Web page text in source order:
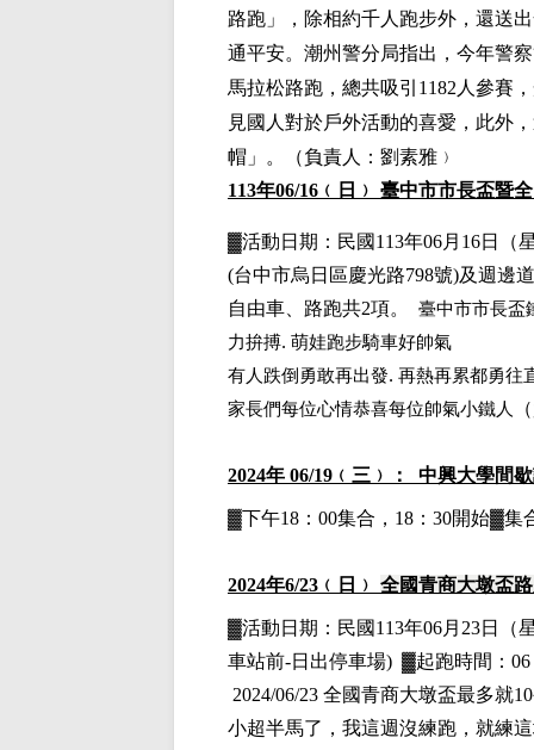
路跑」，除相約千人跑步外，還送
通平安。潮州警分局指出，今年警
馬拉松路跑，總共吸引1182人參賽
見國人對於戶外活動的喜愛，此外
帽」。
（負責人：劉素雅﹚
113年06/16 ﹙日﹚ 臺中市市長盃暨
▓活動日期： 民國113年06月16日
（
(台中市烏日區慶光路798號)及週邊
自由車、路跑共2項。 臺中市市長盃
力拚搏. 萌娃跑步騎車好帥氣
有人跌倒勇敢再出發. 再熱再累都勇往
家長們每位心情恭喜每位帥氣小鐵人
2024年 06/19﹙三﹚： 中興大學間
▓下午18：00集合，18：30開始▓
2024年6/23 ﹙日﹚ 全國青商大墩盃
▓活動日期： 民國113年06月23日
（
車站前-日出停車場) ▓起跑時間：
2024/06/23 全國青商大墩盃最多就10
小超半馬了，我這週沒練跑，就練